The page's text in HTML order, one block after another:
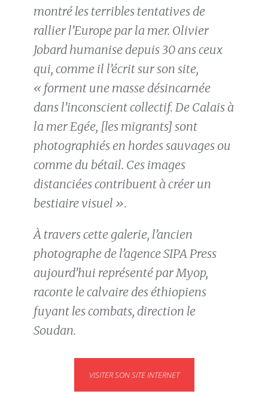
montré les terribles tentatives de
rallier l’Europe par la mer. Olivier
Jobard humanise depuis 30 ans ceux
qui, comme il l’écrit sur son site,
« forment une masse désincarnée
dans l’inconscient collectif. De Calais à
la mer Egée, [les migrants] sont
photographiés en hordes sauvages ou
comme du bétail. Ces images
distanciées contribuent à créer un
bestiaire visuel ».
À travers cette galerie, l’ancien
photographe de l’agence SIPA Press
aujourd’hui représenté par Myop,
raconte le calvaire des éthiopiens
fuyant les combats, direction le
Soudan.
VISITER SON SITE INTERNET